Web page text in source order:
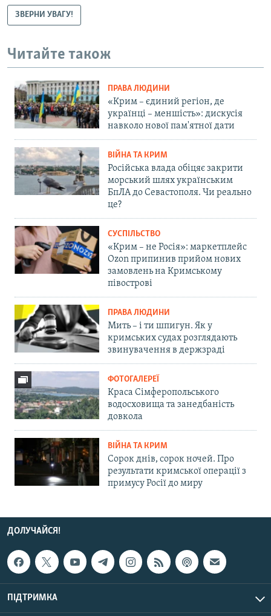
ЗВЕРНИ УВАГУ!
Читайте також
ПРАВА ЛЮДИНИ
«Крим – єдиний регіон, де
українці – меншість»: дискусія
навколо нової пам'ятної дати
ВІЙНА ТА КРИМ
Російська влада обіцяє закрити
морський шлях українським
БпЛА до Севастополя. Чи реально
це?
СУСПІЛЬСТВО
«Крим – не Росія»: маркетплейс
Ozon припинив прийом нових
замовлень на Кримському
півострові
ПРАВА ЛЮДИНИ
Мить – і ти шпигун. Як у
кримських судах розглядають
звинувачення в держзраді
ФОТОГАЛЕРЕЇ
Краса Сімферопольського
водосховища та занедбаність
довкола
ВІЙНА ТА КРИМ
Сорок днів, сорок ночей. Про
результати кримської операції з
примусу Росії до миру
ДОЛУЧАЙСЯ!
ПІДТРИМКА